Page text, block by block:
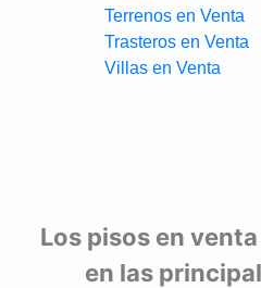
Terrenos en Venta
Trasteros en Venta
Villas en Venta
Los pisos en
en las